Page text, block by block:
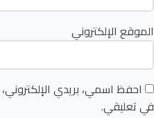
الموقع الإلكتروني
احفظ اسمي، بريدي
في تعليقي.